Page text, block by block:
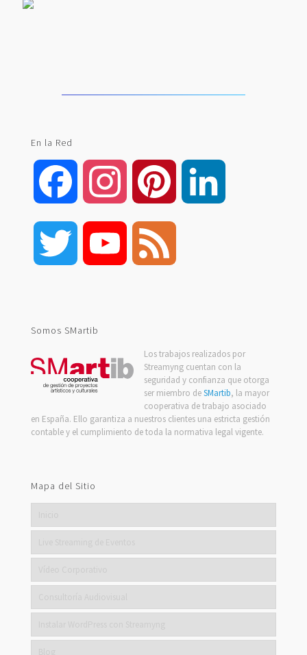
En la Red
Facebook Instagram Pinterest
Twitter YouTube
Somos SMartib
Los trabajos realizados por
Streamyng cuentan con la
seguridad y confianza que otorga
ser miembro deSMartib, la mayor
cooperativa de trabajo asociado
en España. Ello garantiza a nuestros clientes una estricta gestión
contable y el cumplimiento de toda la normativa legal vigente.
Mapa del Sitio